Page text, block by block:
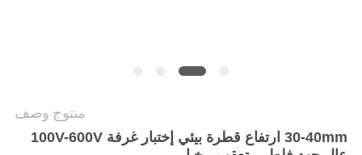
منتوج وصف
30-40mm ارتفاع قطرة بيئي إختبار غرفة 100V-600V